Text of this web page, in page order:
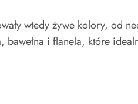
wtedy żywe kolory, od
i flanela, które